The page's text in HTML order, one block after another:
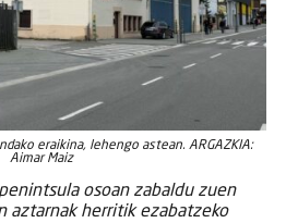
eraikina, lehengo astean. ARGAZKIA:
Aimar Maiz
osoan zabaldu zuen
aztarnak herritik ezabatzeko